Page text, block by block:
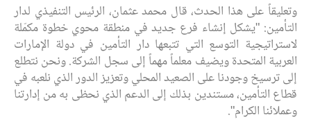
وتعليقاً على هذا الحدث، قال محمد عثمان، الرئيس التنفيذي لدار
التأمين: "يشكل إنشاء فرع جديد في منطقة محوي خطوة مكمّلة
لاستراتيجية التوسع التي تتبعها دار التأمين في دولة الإمارات
العربية المتحدة ويضيف معلماً مهماً إلى سجل الشركة. ونحن نتطلع
إلى ترسيخ وجودنا على الصعيد المحلي وتعزيز الدور الذي نلعبه في
قطاع التأمين، مستندين بذلك إلى الدعم الذي نحظى به من إدارتنا
وعملائنا الكرام".